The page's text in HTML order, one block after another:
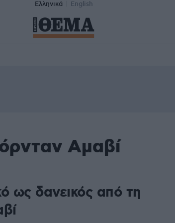
Ελληνικά English
Αμαβί
ως δανεικός από τη